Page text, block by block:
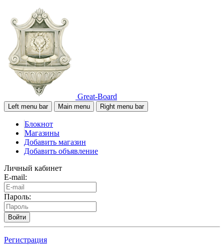
Great-Board
Left menu bar Main menu Right menu bar
Блокнот
Магазины
Добавить магазин
Добавить объявление
Личный кабинет
E-mail:
Пароль:
Войти
Регистрация